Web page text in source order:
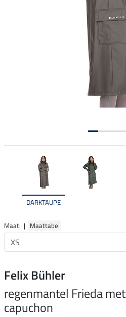
DARKTAUPE
Maat: | Maattabel
Felix Bühler
regenmantel Frieda met
capuchon